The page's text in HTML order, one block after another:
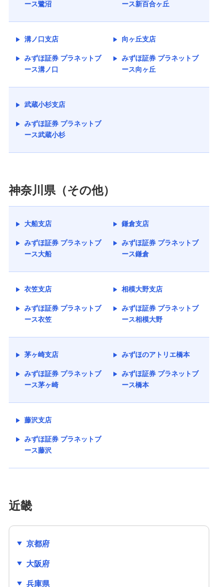
ース鷺沼 ース新百合ヶ丘
溝ノ口支店
みずほ証券 プラネットブ
ース溝ノ口
向ヶ丘支店
みずほ証券 プラネットブ
ース向ヶ丘
武蔵小杉支店
みずほ証券 プラネットブ
ース武蔵小杉
神奈川県（その他）
大船支店
みずほ証券 プラネットブ
ース大船
鎌倉支店
みずほ証券 プラネットブ
ース鎌倉
衣笠支店
みずほ証券 プラネットブ
ース衣笠
相模大野支店
みずほ証券 プラネットブ
ース相模大野
茅ヶ崎支店
みずほ証券 プラネットブ
ース茅ヶ崎
みずほのアトリエ橋本
みずほ証券 プラネットブ
ース橋本
藤沢支店
みずほ証券 プラネットブ
ース藤沢
近畿
京都府
大阪府
兵庫県